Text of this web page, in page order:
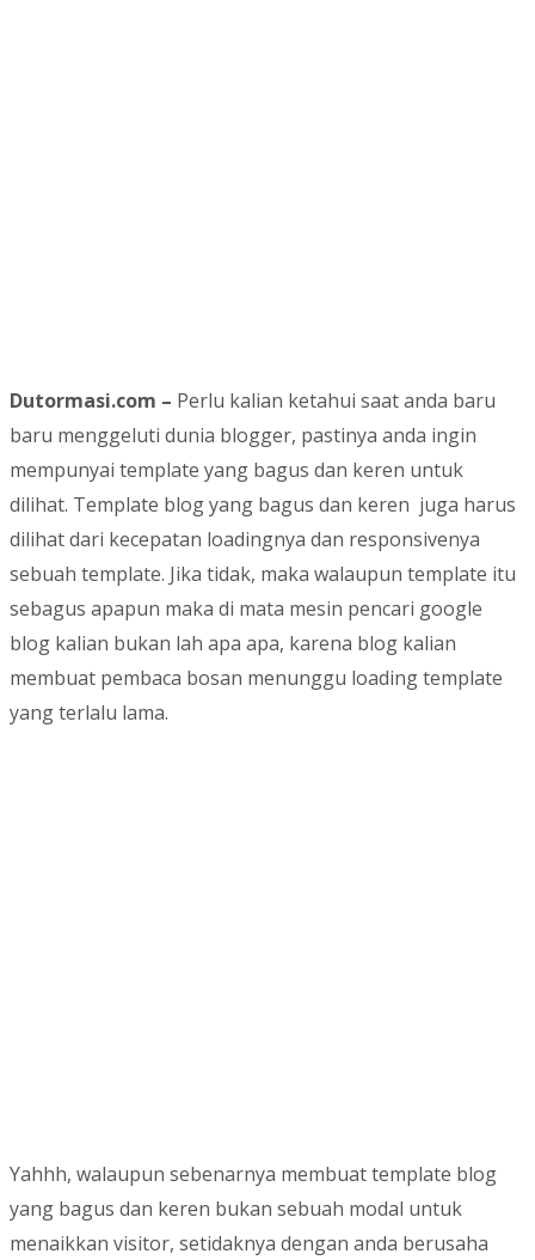
Dutormasi.com – Perlu kalian ketahui saat anda baru
baru menggeluti dunia blogger, pastinya anda ingin
mempunyai template yang bagus dan keren untuk
dilihat. Template blog yang bagus dan keren juga harus
dilihat dari kecepatan loadingnya dan responsivenya
sebuah template. Jika tidak, maka walaupun template itu
sebagus apapun maka di mata mesin pencari google
blog kalian bukan lah apa apa, karena blog kalian
membuat pembaca bosan menunggu loading template
yang terlalu lama.
Yahhh, walaupun sebenarnya membuat template blog
yang bagus dan keren bukan sebuah modal untuk
menaikkan visitor, setidaknya dengan anda berusaha